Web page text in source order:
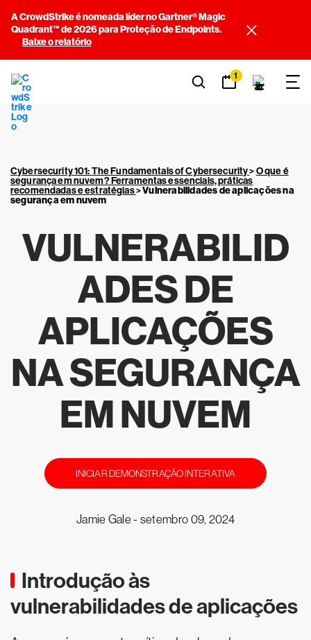
A CrowdStrike é nomeada líder no Gartner® Magic
Quadrant™ de 2026 para Proteção de Endpoints.
Baixe o relatório
1
Cybersecurity 101: The Fundamentals of Cybersecurity>O que é
segurança em nuvem? Ferramentas essenciais, práticas
recomendadas e estratégias>Vulnerabilidades de aplicações na
segurança em nuvem
VULNERABILID
ADES DE
APLICAÇÕES
NA SEGURANÇA
EM NUVEM
INICIAR DEMONSTRAÇÃO INTERATIVA
Jamie Gale - setembro 09, 2024
Introdução às
vulnerabilidades de aplicações